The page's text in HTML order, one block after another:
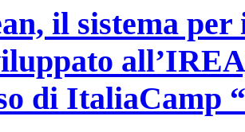
il sistema
di ItaliaCamp